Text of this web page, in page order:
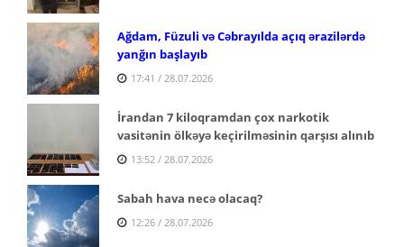
Ağdam, Füzuli və Cəbrayılda açıq ərazilərdə
yanğın başlayıb
17:41 / 28.07.2026
İrandan 7 kiloqramdan çox narkotik
vasitənin ölkəyə keçirilməsinin qarşısı alınıb
13:52 / 28.07.2026
Sabah hava necə olacaq?
12:26 / 28.07.2026